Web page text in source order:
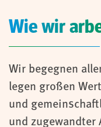
Wie wir
Wir begegnen
legen großen
und
und zugewandter